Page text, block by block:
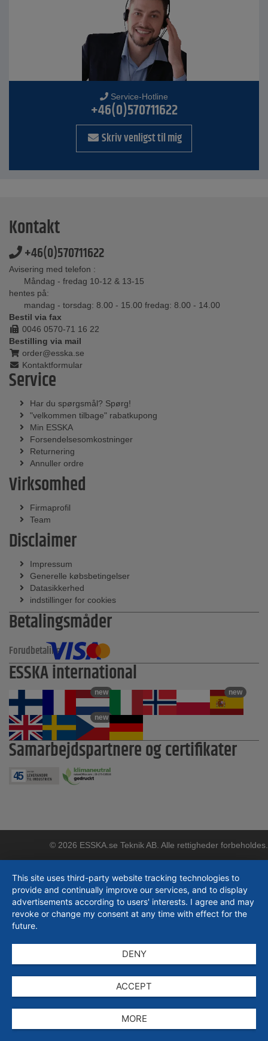
Service-Hotline
+46(0)570711622
Skriv venligst til mig
Kontakt
+46(0)570711622
Avisering med telefon :
Måndag - fredag 10-12 & 13-15
hentes på:
mandag - torsdag: 8.00 - 15.00 fredag: 8.00 - 14.00
Bestil via fax
0046 0570-71 16 22
Bestilling via mail
order@esska.se
Kontaktformular
Service
Har du spørgsmål? Spørg!
"velkommen tilbage" rabatkupong
Min ESSKA
Forsendelsesomkostninger
Returnering
Annuller ordre
Virksomhed
Firmaprofil
Team
Disclaimer
Impressum
Generelle købsbetingelser
Datasikkerhed
indstillinger for cookies
Betalingsmåder
Forudbetaling
ESSKA international
new new
new
Samarbejdspartnere og certifikater
© 2026 ESSKA.se Teknik AB. Alle rettigheder forbeholdes.
This site uses third-party website tracking technologies to
provide and continually improve our services, and to display
advertisements according to users' interests. I agree and may
revoke or change my consent at any time with effect for the
future.
DENY
ACCEPT
MORE